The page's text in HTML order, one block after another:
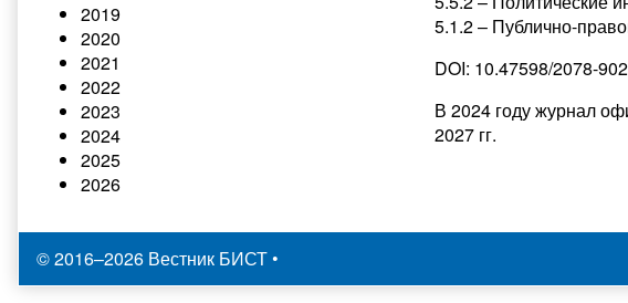
5.1.2 – Публично-
DOI: 10.47598/2078-
В 2024 году журнал
2027 гг.
2019
2020
2021
2022
2023
2024
2025
2026
© 2016–2026 Вестник БИСТ•